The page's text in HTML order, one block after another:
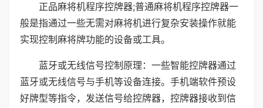
正品麻将机程序控牌器;普通麻将机程序控牌器一
般是指通过一些无需对麻将机进行复杂安装操作就能
实现控制麻将牌功能的设备或工具。
蓝牙或无线信号控制原理：一些智能控牌器通过
蓝牙或无线信号与手机等设备连接。手机端软件预设
好牌型等指令，发送信号给控牌器，控牌器接收到信